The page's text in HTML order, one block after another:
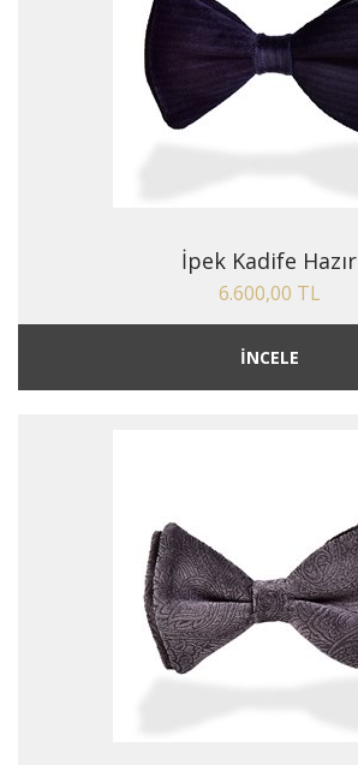
İpek Kadife Hazır
6.600,00 TL
İNCELE